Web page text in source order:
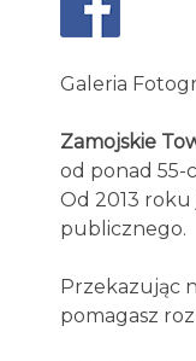
Galeria
Zamojskie
od ponad 55-
Od 2013
publicznego.
Przekazując
pomagasz